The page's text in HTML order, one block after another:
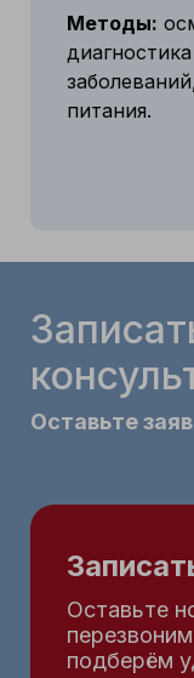
Методы:
питания.
Оставьте
Оставьте
подберём